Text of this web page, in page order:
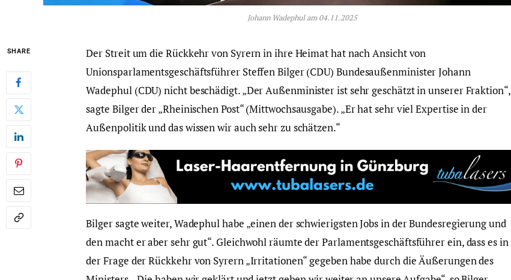
Johann Wadephul am 04.11.2025
SHARE
Der Streit um die Rückkehr von Syrern in ihre Heimat hat nach Ansicht von
Unionsparlamentsgeschäftsführer Steffen Bilger (CDU) Bundesaußenminister Johann
Wadephul (CDU) nicht beschädigt. „Der Außenminister ist sehr geschätzt in unserer Fraktion“,
sagte Bilger der „Rheinischen Post“ (Mittwochsausgabe). „Er hat sehr viel Expertise in der
Außenpolitik und das wissen wir auch sehr zu schätzen.“
Bilger sagte weiter, Wadephul habe „einen der schwierigsten Jobs in der Bundesregierung und
den macht er aber sehr gut“. Gleichwohl räumte der Parlamentsgeschäftsführer ein, dass es in
der Frage der Rückkehr von Syrern „Irritationen“ gegeben habe durch die Äußerungen des